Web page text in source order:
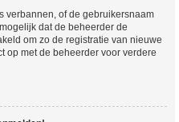
verbannen, of de gebruikersnaam
dat de beheerder de
om zo de registratie van nieuwe
op met de beheerder voor verdere